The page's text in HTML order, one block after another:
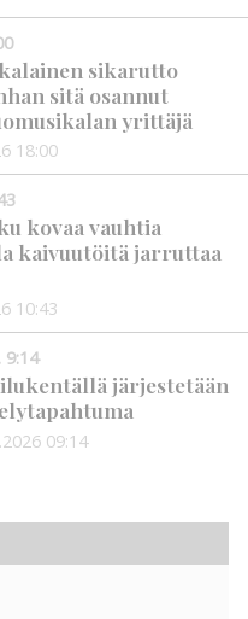
sikarutto
sitä osannut
yrittäjä
18:00
kovaa vauhtia
kaivuutöitä jarruttaa
10:43
9:14
järjestetään
09:14